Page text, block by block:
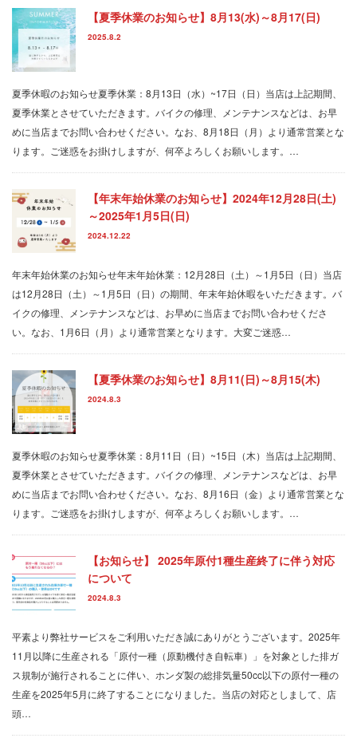
【夏季休業のお知らせ】8月13(水)～8月17(日)
2025.8.2
夏季休暇のお知らせ夏季休業：8月13日（水）~17日（日）当店は上記期間、
夏季休業とさせていただきます。バイクの修理、メンテナンスなどは、お早
めに当店までお問い合わせください。なお、8月18日（月）より通常営業とな
ります。ご迷惑をお掛けしますが、何卒よろしくお願いします。…
【年末年始休業のお知らせ】2024年12月28日(土)
～2025年1月5日(日)
2024.12.22
年末年始休業のお知らせ年末年始休業：12月28日（土）～1月5日（日）当店
は12月28日（土）～1月5日（日）の期間、年末年始休暇をいただきます。バ
イクの修理、メンテナンスなどは、お早めに当店までお問い合わせくださ
い。なお、1月6日（月）より通常営業となります。大変ご迷惑…
【夏季休業のお知らせ】8月11(日)～8月15(木)
2024.8.3
夏季休暇のお知らせ夏季休業：8月11日（日）~15日（木）当店は上記期間、
夏季休業とさせていただきます。バイクの修理、メンテナンスなどは、お早
めに当店までお問い合わせください。なお、8月16日（金）より通常営業とな
ります。ご迷惑をお掛けしますが、何卒よろしくお願いします。…
【お知らせ】 2025年原付1種生産終了に伴う対応
について
2024.8.3
平素より弊社サービスをご利用いただき誠にありがとうございます。2025年
11月以降に生産される「原付一種（原動機付き自転車）」を対象とした排ガ
ス規制が施行されることに伴い、ホンダ製の総排気量50cc以下の原付一種の
生産を2025年5月に終了することになりました。当店の対応としまして、店
頭…